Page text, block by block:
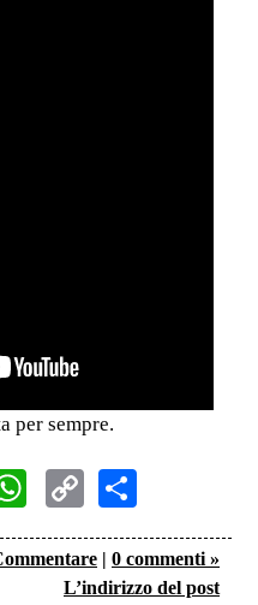
per sempre.
WhatsApp
Copy
Link
| 0 commenti »
L’indirizzo del post